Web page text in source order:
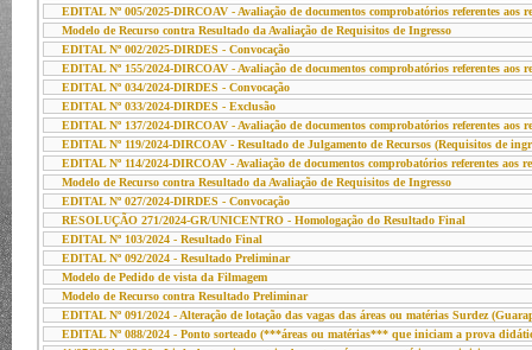
EDITAL Nº 005/2025-DIRCOAV - Avaliação de documentos comprobatórios referentes aos
Modelo de Recurso contra Resultado da Avaliação de Requisitos de Ingresso
EDITAL Nº 002/2025-DIRDES - Convocação
EDITAL Nº 155/2024-DIRCOAV - Avaliação de documentos comprobatórios referentes aos
EDITAL Nº 034/2024-DIRDES - Convocação
EDITAL Nº 033/2024-DIRDES - Exclusão
EDITAL Nº 137/2024-DIRCOAV - Avaliação de documentos comprobatórios referentes aos
EDITAL Nº 119/2024-DIRCOAV - Resultado de Julgamento de Recursos (Requisitos de
EDITAL Nº 114/2024-DIRCOAV - Avaliação de documentos comprobatórios referentes aos
Modelo de Recurso contra Resultado da Avaliação de Requisitos de Ingresso
EDITAL Nº 027/2024-DIRDES - Convocação
RESOLUÇÃO 271/2024-GR/UNICENTRO - Homologação do Resultado Final
EDITAL Nº 103/2024 - Resultado Final
EDITAL Nº 092/2024 - Resultado Preliminar
Modelo de Pedido de vista da Filmagem
Modelo de Recurso contra Resultado Preliminar
EDITAL Nº 091/2024 - Alteração de lotação das vagas das áreas ou matérias Surdez
EDITAL Nº 088/2024 - Ponto sorteado (***áreas ou matérias*** que iniciam a prova